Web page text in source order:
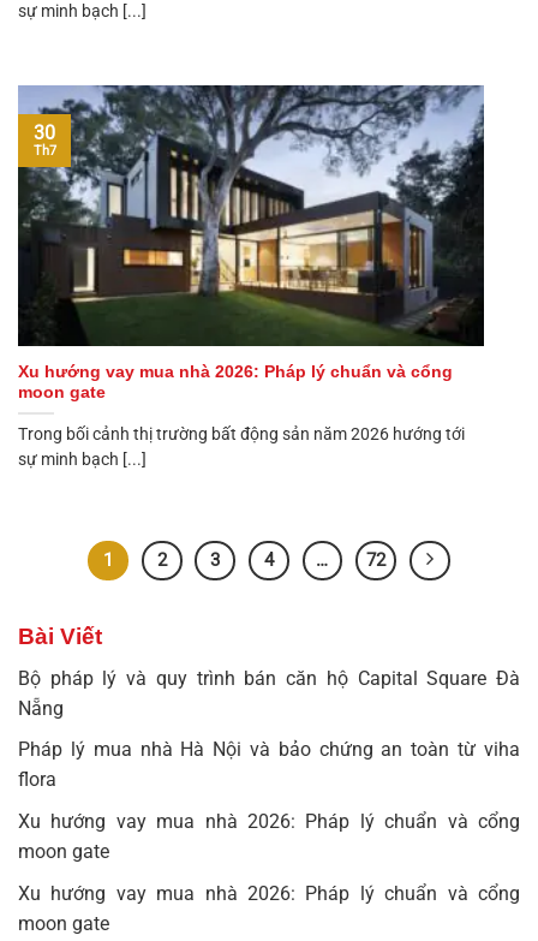
sự minh bạch [...]
Xu hướng vay mua nhà 2026: Pháp lý chuẩn và cổng
moon gate
Trong bối cảnh thị trường bất động sản năm 2026 hướng tới
sự minh bạch [...]
30
Th7
1 2 3 4 … 72
Bài Viết
Bộ pháp lý và quy trình bán căn hộ Capital Square Đà
Nẵng
Pháp lý mua nhà Hà Nội và bảo chứng an toàn từ viha
flora
Xu hướng vay mua nhà 2026: Pháp lý chuẩn và cổng
moon gate
Xu hướng vay mua nhà 2026: Pháp lý chuẩn và cổng
moon gate